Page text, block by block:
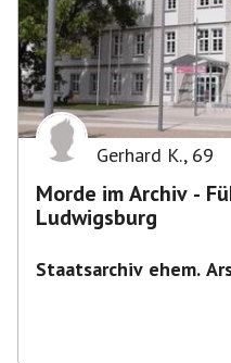
Gerhard K., 69
Morde im Archiv -
Ludwigsburg
Staatsarchiv ehem.